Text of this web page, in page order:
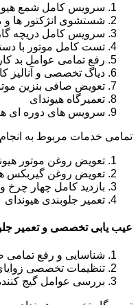
سرویس کامل شمع
شستشوی انژکتور ها و
سرویس کامل دریچه
تست کامل موتور با
رفع تمامی عوامل بد
دیاگ تخصصی و آنالیز
تعویض صافی بنزین
تعمیرگاه هیوندای
سرویس های دوره ای
تمامی خدمات مربوط به
تعویض روغن موتور
تعویض روغن گیربکس
بازدید کامل چهار
تعمیر جلوبندی هیوندای
عیب یابی تخصصی و تعمیر
شناسایی و رفع تمامی
تنظیمات تخصصی
بررسی عوامل گیج